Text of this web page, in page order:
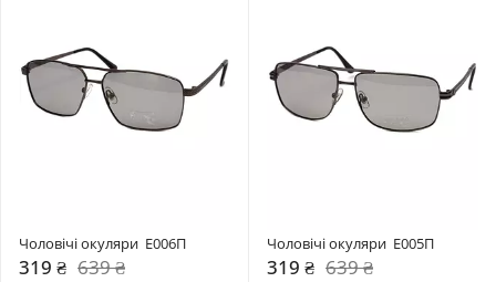
Чоловічі окуляри  Е006П
319 ₴ 639 ₴
Чоловічі окуляри  Е005П
319 ₴ 639 ₴